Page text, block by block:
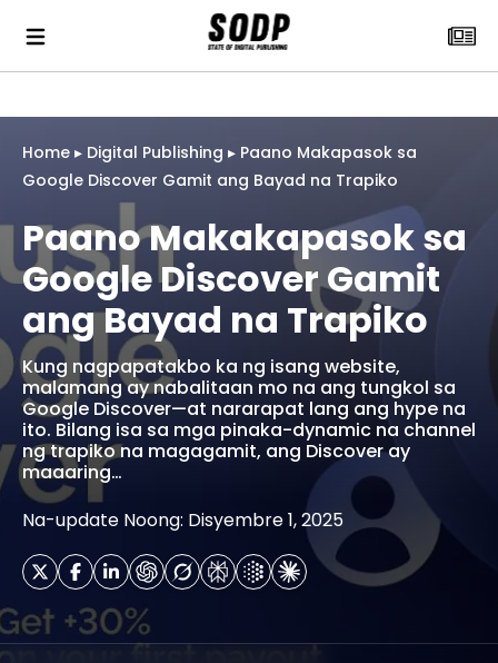
Home ▸ Digital Publishing ▸ Paano Makapasok sa
Google Discover Gamit ang Bayad na Trapiko
Paano Makakapasok sa
Google Discover Gamit
ang Bayad na Trapiko
Kung nagpapatakbo ka ng isang website,
malamang ay nabalitaan mo na ang tungkol sa
Google Discover—at nararapat lang ang hype na
ito. Bilang isa sa mga pinaka-dynamic na channel
ng trapiko na magagamit, ang Discover ay
maaaring…
Na-update Noong: Disyembre 1, 2025